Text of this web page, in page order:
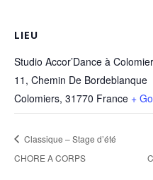
LIEU
Studio Accor’Dance à
11, Chemin De Bordeblanque
Colomiers, 31770 France +
Classique – Stage d’été
CHORE A CORPS